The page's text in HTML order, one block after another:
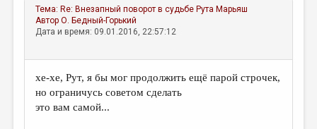
Тема: Re: Внезапный поворот в судьбе Рута Марьяш
АвторО. Бедный-Горький
Дата и время: 09.01.2016, 22:57:12
хе-хе, Рут, я бы мог продолжить ещё парой строчек,
но ограничусь советом сделать
это вам самой...